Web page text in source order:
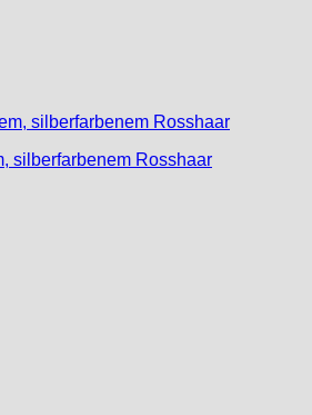
silberfarbenem Rosshaar